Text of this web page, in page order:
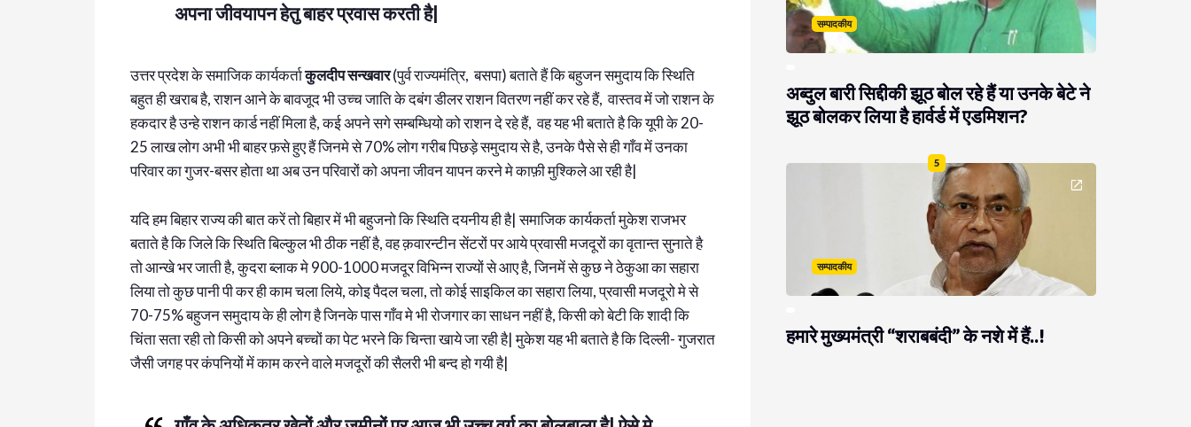
अपना जीवयापन हेतु बाहर प्रवास करती है|
उत्तर प्रदेश के समाजिक कार्यकर्ताकुलदीप सन्खवार(पुर्व राज्यमंत्रि, बसपा) बताते हैं कि बहुजन समुदाय कि स्थिति
बहुत ही खराब है, राशन आने के बावजूद भी उच्च जाति के दबंग डीलर राशन वितरण नहीं कर रहे हैं, वास्तव में जो राशन के
हकदार है उन्हे राशन कार्ड नहीं मिला है, कई अपने सगे सम्बम्धियो को राशन दे रहे हैं, वह यह भी बताते है कि यूपी के 20-
25 लाख लोग अभी भी बाहर फ़से हुए हैं जिनमे से 70% लोग गरीब पिछड़े समुदाय से है, उनके पैसे से ही गाँव में उनका
परिवार का गुजर-बसर होता था अब उन परिवारों को अपना जीवन यापन करने मे काफ़ी मुश्किले आ रही है|
यदि हम बिहार राज्य की बात करें तो बिहार में भी बहुजनो कि स्थिति दयनीय ही है| समाजिक कार्यकर्ता मुकेश राजभर
बताते है कि जिले कि स्थिति बिल्कुल भी ठीक नहीं है, वह क़वारन्टीन सेंटरों पर आये प्रवासी मजदूरों का वृतान्त सुनाते है
तो आन्खे भर जाती है, कुदरा ब्लाक मे 900-1000 मजदूर विभिन्न राज्यों से आए है, जिनमें से कुछ ने ठेकुआ का सहारा
लिया तो कुछ पानी पी कर ही काम चला लिये, कोइ पैदल चला, तो कोई साइकिल का सहारा लिया, प्रवासी मजदूरो मे से
70-75% बहुजन समुदाय के ही लोग है जिनके पास गाँव मे भी रोजगार का साधन नहीं है, किसी को बेटी कि शादी कि
चिंता सता रही तो किसी को अपने बच्चों का पेट भरने कि चिन्ता खाये जा रही है| मुकेश यह भी बताते है कि दिल्ली- गुजरात
जैसी जगह पर कंपनियों में काम करने वाले मजदूरों की सैलरी भी बन्द हो गयी है|
सम्पादकीय
अब्दुल बारी सिद्दीकी झूठ बोल रहे हैं या उनके बेटे ने
झूठ बोलकर लिया है हार्वर्ड में एडमिशन?
5
सम्पादकीय
हमारे मुख्यमंत्री “शराबबंदी” के नशे में हैं..!